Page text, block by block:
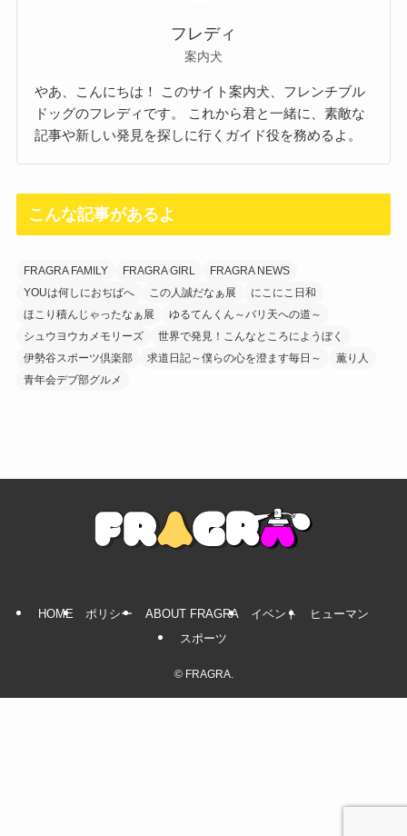
フレディ
案内犬
やあ、こんにちは！ このサイト案内犬、フレンチブル
ドッグのフレディです。 これから君と一緒に、素敵な
記事や新しい発見を探しに行くガイド役を務めるよ。
こんな記事があるよ
FRAGRA FAMILY FRAGRA GIRL
FRAGRA NEWS
YOUは何しにおぢばへ
この人誠だなぁ展
にこにこ日和
ほこり積んじゃったなぁ展
ゆるてんくん～バリ天への道～
シュウヨウカメモリーズ
世界で発見！こんなところにようぼく
伊勢谷スポーツ倶楽部
求道日記～僕らの心を澄ます毎日～
薫り人
青年会デブ部グルメ
HOME ポリシー ABOUT FRAGRA イベント
ヒューマン
スポーツ
©FRAGRA.